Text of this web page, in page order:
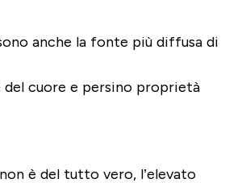
anche la fonte più diffusa di
cuore e persino proprietà
è del tutto vero, l’elevato